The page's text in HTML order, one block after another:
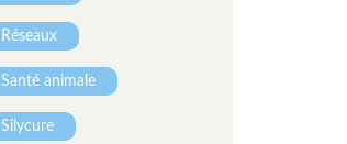
Réseaux
Santé animale
Silycure